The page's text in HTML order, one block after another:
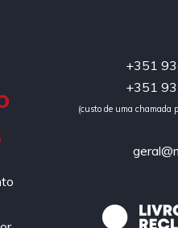
+351
+351
(custo de uma chamada